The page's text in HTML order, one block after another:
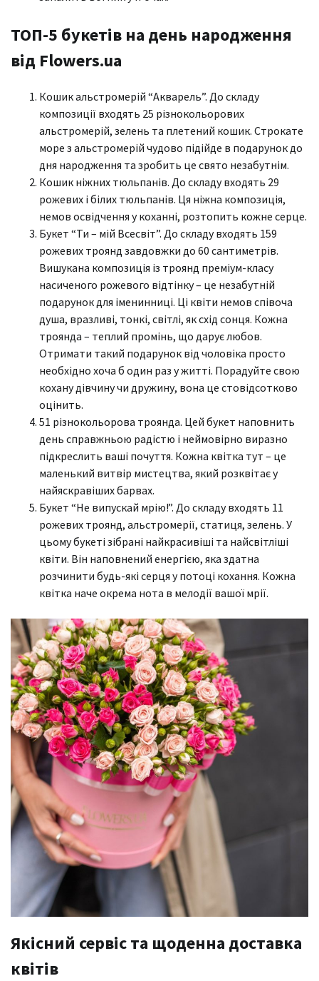
ТОП-5 букетів на день народження
від Flowers.ua
Кошик альстромерій “Акварель”. До складу
композиції входять 25 різнокольорових
альстромерій, зелень та плетений кошик. Строкате
море з альстромерій чудово підійде в подарунок до
дня народження та зробить це свято незабутнім.
Кошик ніжних тюльпанів. До складу входять 29
рожевих і білих тюльпанів. Ця ніжна композиція,
немов освідчення у коханні, розтопить кожне серце.
Букет “Ти – мій Всесвіт”. До складу входять 159
рожевих троянд завдовжки до 60 сантиметрів.
Вишукана композиція із троянд преміум-класу
насиченого рожевого відтінку – це незабутній
подарунок для іменинниці. Ці квіти немов співоча
душа, вразливі, тонкі, світлі, як схід сонця. Кожна
троянда – теплий промінь, що дарує любов.
Отримати такий подарунок від чоловіка просто
необхідно хоча б один раз у житті. Порадуйте свою
кохану дівчину чи дружину, вона це стовідсотково
оцінить.
51 різнокольорова троянда. Цей букет наповнить
день справжньою радістю і неймовірно виразно
підкреслить ваші почуття. Кожна квітка тут – це
маленький витвір мистецтва, який розквітає у
найяскравіших барвах.
Букет “Не випускай мрію!”. До складу входять 11
рожевих троянд, альстромерії, статиця, зелень. У
цьому букеті зібрані найкрасивіші та найсвітліші
квіти. Він наповнений енергією, яка здатна
розчинити будь-які серця у потоці кохання. Кожна
квітка наче окрема нота в мелодії вашої мрії.
Якісний сервіс та щоденна доставка
квітів